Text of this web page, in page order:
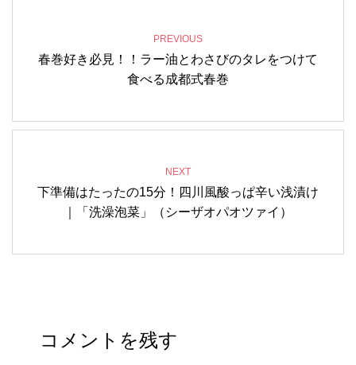
PREVIOUS
春巻好き必見！！ラー油とわさびのタレをつけて
食べる成都式春巻
NEXT
下準備はたったの15分！四川風酸っぱ辛い浅漬け
｜「洗澡泡菜」（シーザオパオツァイ）
コメントを残す